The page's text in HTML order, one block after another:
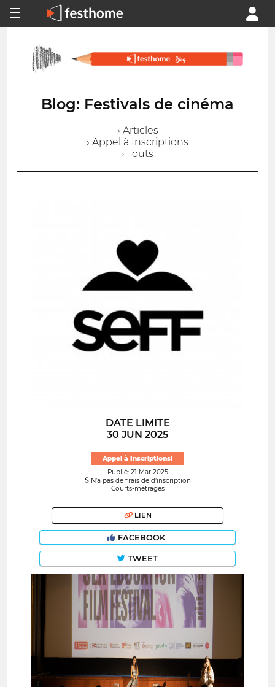
Blog: Festivals de cinéma
› Articles
› Appel à Inscriptions
› Touts
DATE LIMITE
30 JUN 2025
Appel à Inscriptions!
Publié: 21 Mar 2025
N’a pas de frais de d’inscription
Courts-métrages
LIEN
FACEBOOK
TWEET